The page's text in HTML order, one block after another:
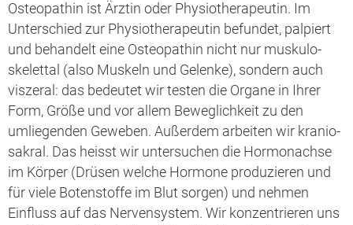
Osteopathin ist Ärztin oder Physiotherapeutin. Im
Unterschied zur Physiotherapeutin befundet, palpiert
und behandelt eine Osteopathin nicht nur muskulo-
skelettal (also Muskeln und Gelenke), sondern auch
viszeral: das bedeutet wir testen die Organe in Ihrer
Form, Größe und vor allem Beweglichkeit zu den
umliegenden Geweben. Außerdem arbeiten wir kranio-
sakral. Das heisst wir untersuchen die Hormonachse
im Körper (Drüsen welche Hormone produzieren und
für viele Botenstoffe im Blut sorgen) und nehmen
Einfluss auf das Nervensystem. Wir konzentrieren uns